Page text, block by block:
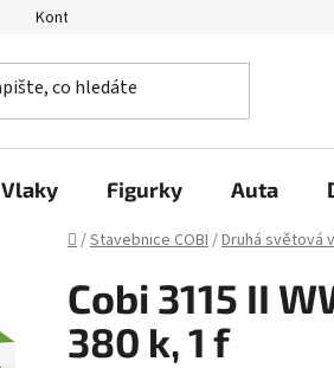
Kontakty
Vlaky Figurky Auta
Domů
/Stavebnice COBI/Druhá světová
Cobi 3115 II
380 k, 1 f